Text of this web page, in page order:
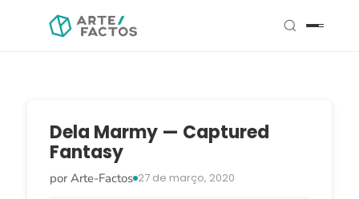
Dela Marmy — Captured
Fantasy
por Arte-Factos 27 de março, 2020